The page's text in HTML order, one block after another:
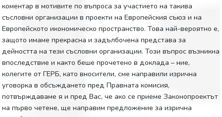
коментар в мотивите по въпроса за участието на такива
съсловни организации в проекти на Европейския съюз и на
Европейското икономическо пространство. Това най-вероятно е,
защото имаме прекрасна и задълбочена представа за
дейността на тези съсловни организации. Този въпрос възникна
впоследствие и както беше прочетено в доклада – ние,
колегите от ГЕРБ, като вносители, сме направили изрична
уговорка в обсъждането пред Правната комисия,
потвърждаваме я и пред Вас, че ако се приеме Законопроектът
на първо четене, ще направим предложение за изрична